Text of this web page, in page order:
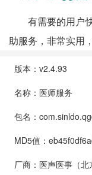
有需要的用户
助服务，非常实用
版本：v2.4.93
名称：医师服务
包名：
MD5值：
厂商：医声医事（